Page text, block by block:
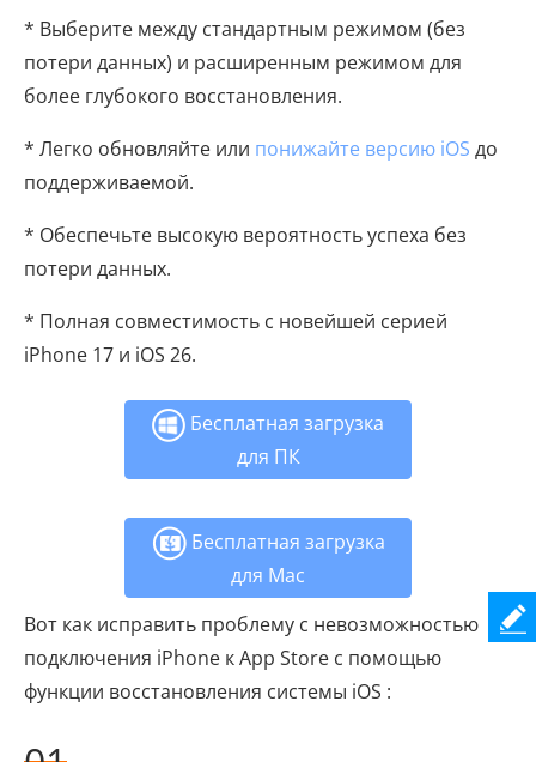
* Выберите между стандартным режимом (без
потери данных) и расширенным режимом для
более глубокого восстановления.
* Легко обновляйте или понижайте версию iOS до
поддерживаемой.
* Обеспечьте высокую вероятность успеха без
потери данных.
* Полная совместимость с новейшей серией
iPhone 17 и iOS 26.
Бесплатная загрузка
для ПК
Бесплатная загрузка
для Mac
Вот как исправить проблему с невозможностью
подключения iPhone к App Store с помощью
функции восстановления системы iOS :